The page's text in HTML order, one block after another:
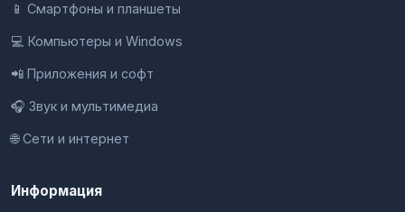
📱 Смартфоны и планшеты
💻 Компьютеры и Windows
📲 Приложения и софт
🎧 Звук и мультимедиа
🌐 Сети и интернет
Информация